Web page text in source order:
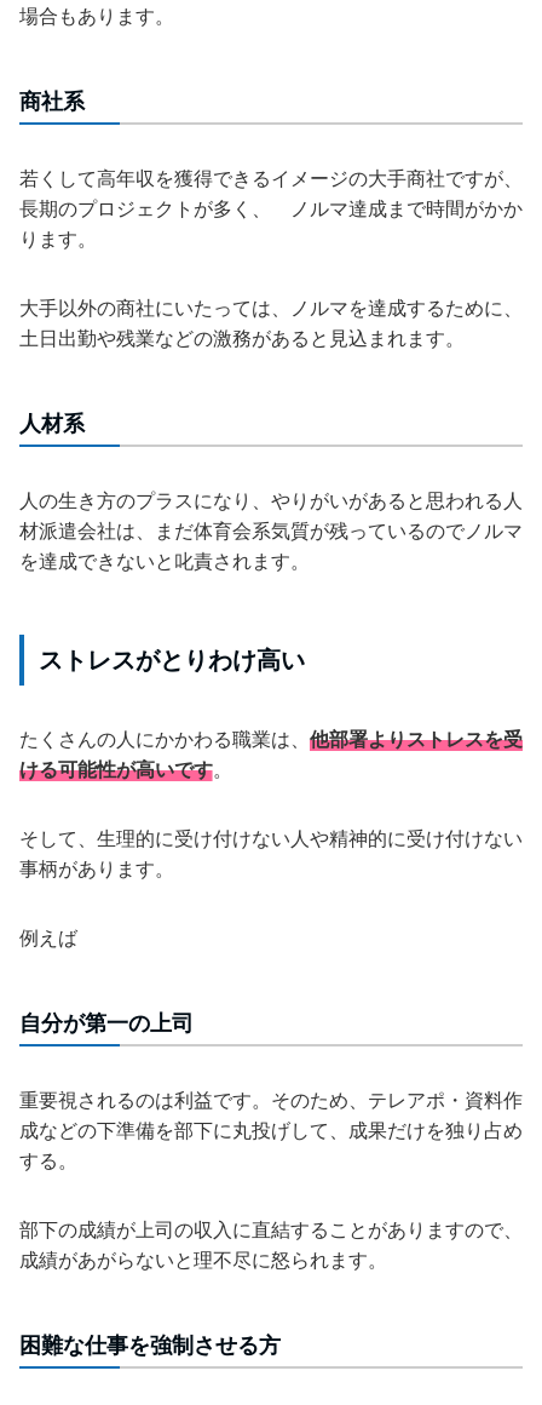
場合もあります。
商社系
若くして高年収を獲得できるイメージの大手商社ですが、
長期のプロジェクトが多く、 ノルマ達成まで時間がかか
ります。
大手以外の商社にいたっては、ノルマを達成するために、
土日出勤や残業などの激務があると見込まれます。
人材系
人の生き方のプラスになり、やりがいがあると思われる人
材派遣会社は、まだ体育会系気質が残っているのでノルマ
を達成できないと叱責されます。
ストレスがとりわけ高い
たくさんの人にかかわる職業は、 他部署よりストレスを受
ける可能性が高いです。
そして、生理的に受け付けない人や精神的に受け付けない
事柄があります。
例えば
自分が第一の上司
重要視されるのは利益です。そのため、テレアポ・資料作
成などの下準備を部下に丸投げして、成果だけを独り占め
する。
部下の成績が上司の収入に直結することがありますので、
成績があがらないと理不尽に怒られます。
困難な仕事を強制させる方